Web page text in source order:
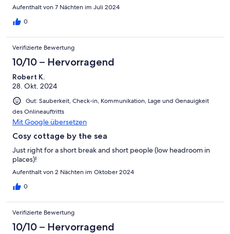
Aufenthalt von 7 Nächten im Juli 2024
0
Verifizierte Bewertung
10/10 – Hervorragend
Robert K.
28. Okt. 2024
Gut: Sauberkeit, Check-in, Kommunikation, Lage und Genauigkeit
des Onlineauftritts
Mit Google übersetzen
Cosy cottage by the sea
Just right for a short break and short people (low headroom in
places)!
Aufenthalt von 2 Nächten im Oktober 2024
0
Verifizierte Bewertung
10/10 – Hervorragend